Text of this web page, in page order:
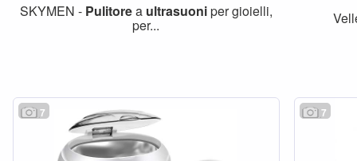
SKYMEN - Pulitorea ultrasuoniper gioielli,
per...
7 7